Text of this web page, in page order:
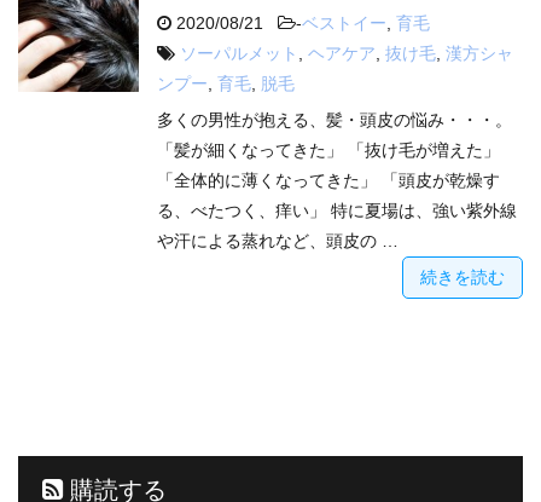
2020/08/21 -ベストイー 育毛
ソーパルメット
ヘアケア 抜け毛 漢方シャ
ンプー 育毛
脱毛
多くの男性が抱える、髪・頭皮の悩み・・・。
「髪が細くなってきた」 「抜け毛が増えた」
「全体的に薄くなってきた」 「頭皮が乾燥す
る、べたつく、痒い」 特に夏場は、強い紫外線
や汗による蒸れなど、頭皮の …
続きを読む
購読する